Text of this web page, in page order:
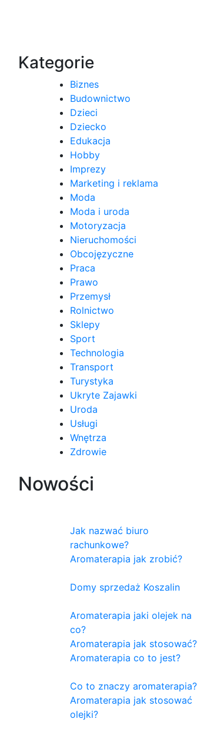
Kategorie
Biznes
Budownictwo
Dzieci
Dziecko
Edukacja
Hobby
Imprezy
Marketing i reklama
Moda
Moda i uroda
Motoryzacja
Nieruchomości
Obcojęzyczne
Praca
Prawo
Przemysł
Rolnictwo
Sklepy
Sport
Technologia
Transport
Turystyka
Ukryte Zajawki
Uroda
Usługi
Wnętrza
Zdrowie
Nowości
Jak nazwać biuro
rachunkowe?
Aromaterapia jak zrobić?
Domy sprzedaż Koszalin
Aromaterapia jaki olejek na
co?
Aromaterapia jak stosować?
Aromaterapia co to jest?
Co to znaczy aromaterapia?
Aromaterapia jak stosować
olejki?